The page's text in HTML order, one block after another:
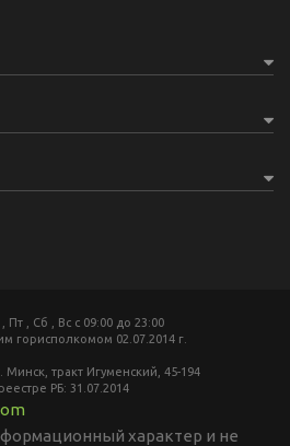
, Сб , Вс c 09:00 до 23:00
горисполкомом 02.07.2014 г.
Минск, тракт Игуменский, 45-194
РБ: 31.07.2014
характер и не